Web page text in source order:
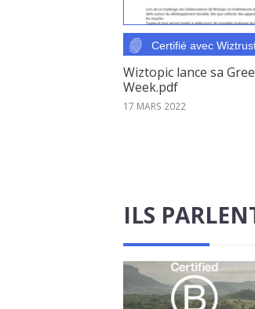
Wiztopic lance sa
Week.pdf
17 MARS 2022
ILS